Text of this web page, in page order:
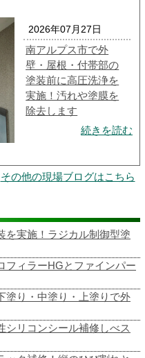
2026年07月27日
南アルプス市で外
壁・屋根・付帯部の
塗装前に高圧洗浄を
実施！汚れや塗膜を
除去します
続きを読む
その他の現場ブログはこちら
を実施！ラジカル制御型塗
フィラーHGとファインパー
塗り・中塗り・上塗りで外
シリコンシール補修しべス